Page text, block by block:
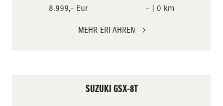
8.999,- Eur
- | 0 km
MEHR ERFAHREN
SUZUKI GSX-8T